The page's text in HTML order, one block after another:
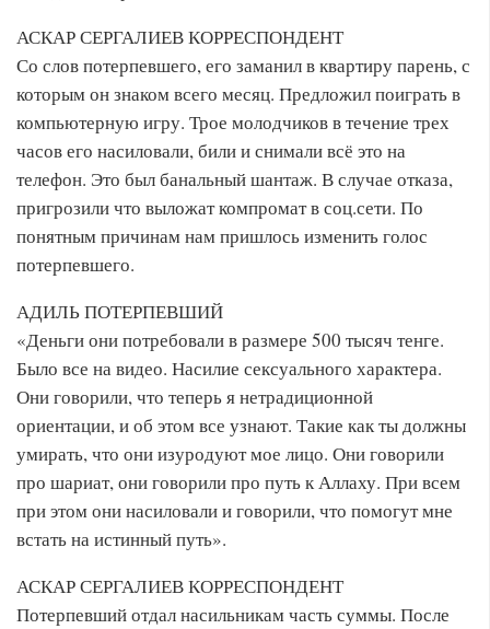
АСКАР СЕРГАЛИЕВ КОРРЕСПОНДЕНТ
Со слов потерпевшего, его заманил в квартиру парень, с
которым он знаком всего месяц. Предложил поиграть в
компьютерную игру. Трое молодчиков в течение трех
часов его насиловали, били и снимали всё это на
телефон. Это был банальный шантаж. В случае отказа,
пригрозили что выложат компромат в соц.сети. По
понятным причинам нам пришлось изменить голос
потерпевшего.
АДИЛЬ ПОТЕРПЕВШИЙ
«Деньги они потребовали в размере 500 тысяч тенге.
Было все на видео. Насилие сексуального характера.
Они говорили, что теперь я нетрадиционной
ориентации, и об этом все узнают. Такие как ты должны
умирать, что они изуродуют мое лицо. Они говорили
про шариат, они говорили про путь к Аллаху. При всем
при этом они насиловали и говорили, что помогут мне
встать на истинный путь».
АСКАР СЕРГАЛИЕВ КОРРЕСПОНДЕНТ
Потерпевший отдал насильникам часть суммы. После